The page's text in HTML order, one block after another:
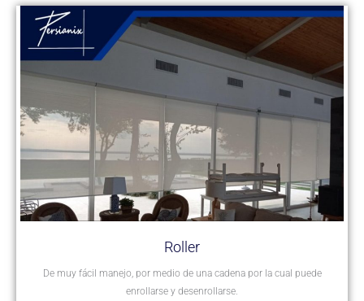
Roller
De muy fácil manejo, por medio de una cadena por la cual puede
enrollarse y desenrollarse.